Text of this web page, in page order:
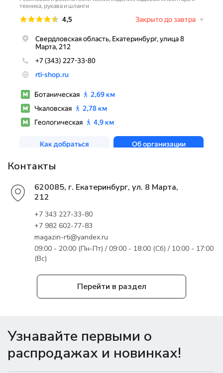
Перейти в раздел
Контакты
620085, г. Екатеринбург, ул. 8 Марта,
212
+7 343 227-33-80
+7 982 602-77-83
magazin-rti@yandex.ru
09:00 - 20:00 (Пн-Пт) / 09:00 - 18:00 (Сб) / 10:00 - 17:00
(Вс)
Узнавайте первыми о
распродажах и новинках!